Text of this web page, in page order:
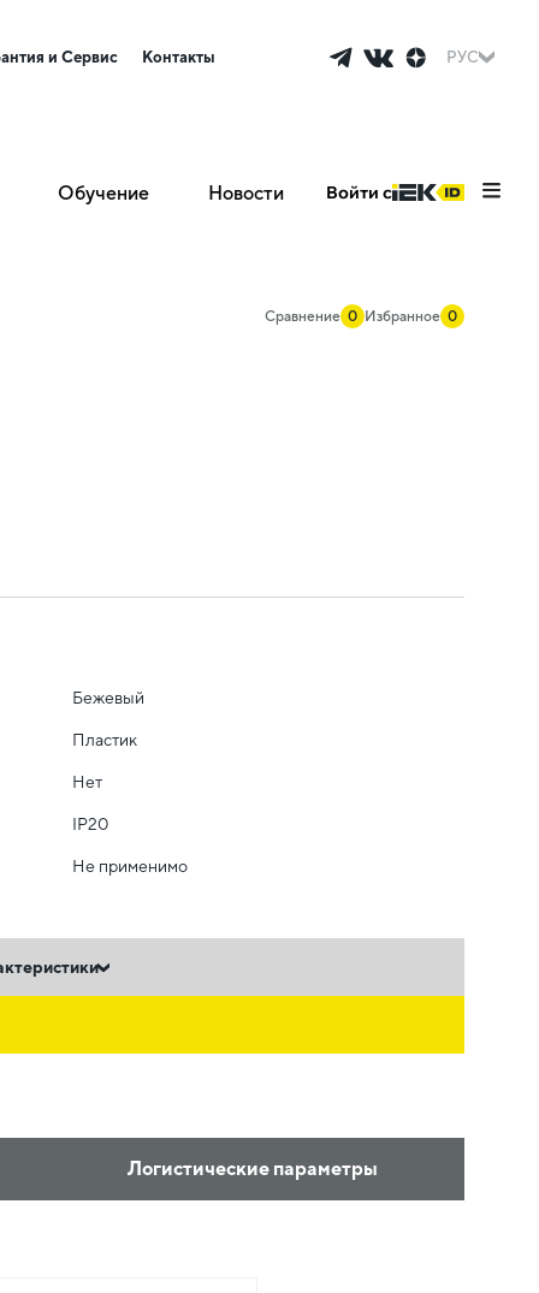
и Сервис Контакты РУС
Обучение Новости Войти с
Сравнение 0 Избранное 0
Бежевый
Пластик
Нет
IP20
Не применимо
Логистические параметры